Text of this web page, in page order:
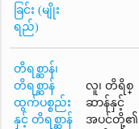
ခြင်း (မျိုး
ရည်)
တိရစ္ဆာန်၊
တိရစ္ဆာန်
ထွက်ပစ္စည်း
နှင့် တိရစ္ဆာန်
လူ၊ တိရိစ္
ဆာန်နှင့်
အပင်တို့၏